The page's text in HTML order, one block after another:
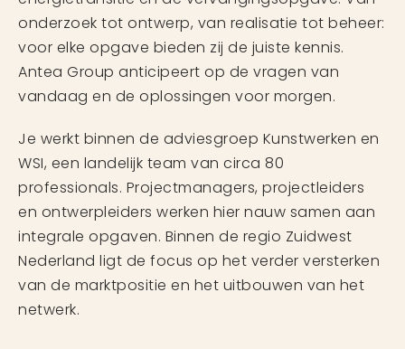
onderzoek tot ontwerp, van realisatie tot beheer:
voor elke opgave bieden zij de juiste kennis.
Antea Group anticipeert op de vragen van
vandaag en de oplossingen voor morgen.
Je werkt binnen de adviesgroep Kunstwerken en
WSI, een landelijk team van circa 80
professionals. Projectmanagers, projectleiders
en ontwerpleiders werken hier nauw samen aan
integrale opgaven. Binnen de regio Zuidwest
Nederland ligt de focus op het verder versterken
van de marktpositie en het uitbouwen van het
netwerk.